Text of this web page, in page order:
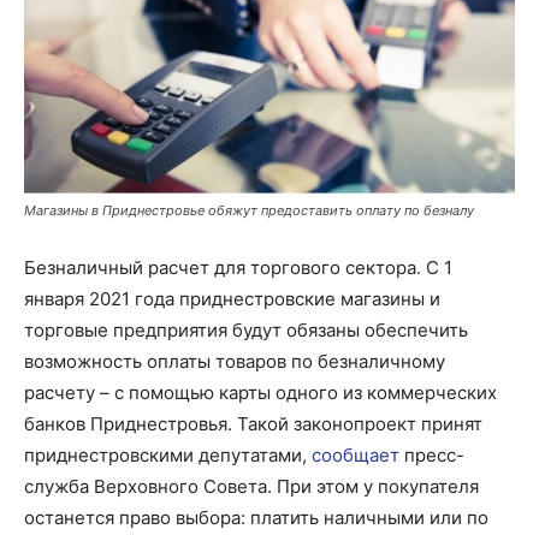
Магазины в Приднестровье обяжут предоставить оплату по безналу
Безналичный расчет для торгового сектора. С 1
января 2021 года приднестровские магазины и
торговые предприятия будут обязаны обеспечить
возможность оплаты товаров по безналичному
расчету – с помощью карты одного из коммерческих
банков Приднестровья. Такой законопроект принят
приднестровскими депутатами, сообщает пресс-
служба Верховного Совета. При этом у покупателя
останется право выбора: платить наличными или по